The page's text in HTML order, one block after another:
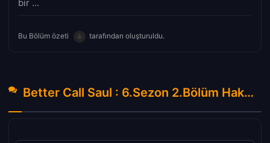
bir ...
Bu Bölüm özeti tarafından oluşturuldu.
Better Call Saul : 6.Sezon 2.Bölüm Hakkında Yorumlar